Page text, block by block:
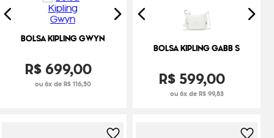
BOLSA KIPLING GWYN
R$ 699,00
ou 6x de R$ 116,50
BOLSA KIPLING GABB S
R$599,00
ou 6x de R$ 99,83